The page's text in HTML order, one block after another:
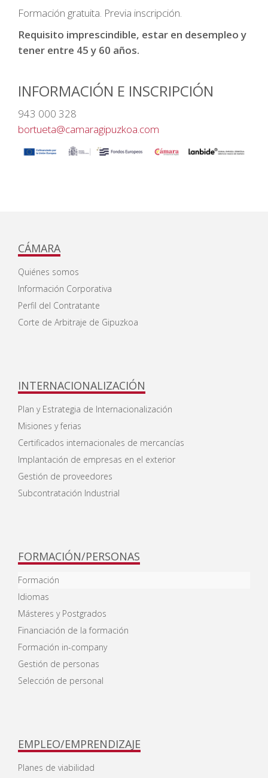
Formación gratuita. Previa inscripción.
Requisito imprescindible, estar en desempleo y
tener entre 45 y 60 años.
INFORMACIÓN E INSCRIPCIÓN
943 000 328
bortueta@camaragipuzkoa.com
CÁMARA
Quiénes somos
Información Corporativa
Perfil del Contratante
Corte de Arbitraje de Gipuzkoa
INTERNACIONALIZACIÓN
Plan y Estrategia de Internacionalización
Misiones y ferias
Certificados internacionales de mercancías
Implantación de empresas en el exterior
Gestión de proveedores
Subcontratación Industrial
FORMACIÓN/PERSONAS
Formación
Idiomas
Másteres y Postgrados
Financiación de la formación
Formación in-company
Gestión de personas
Selección de personal
EMPLEO/EMPRENDIZAJE
Planes de viabilidad